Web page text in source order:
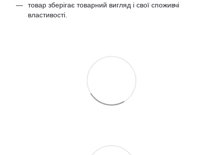
товар зберігає товарний вигляд і свої споживчі
властивості.